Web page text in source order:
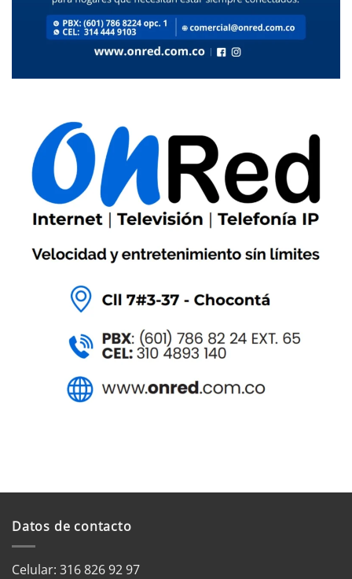
Datos de contacto
Celular: 316 826 92 97